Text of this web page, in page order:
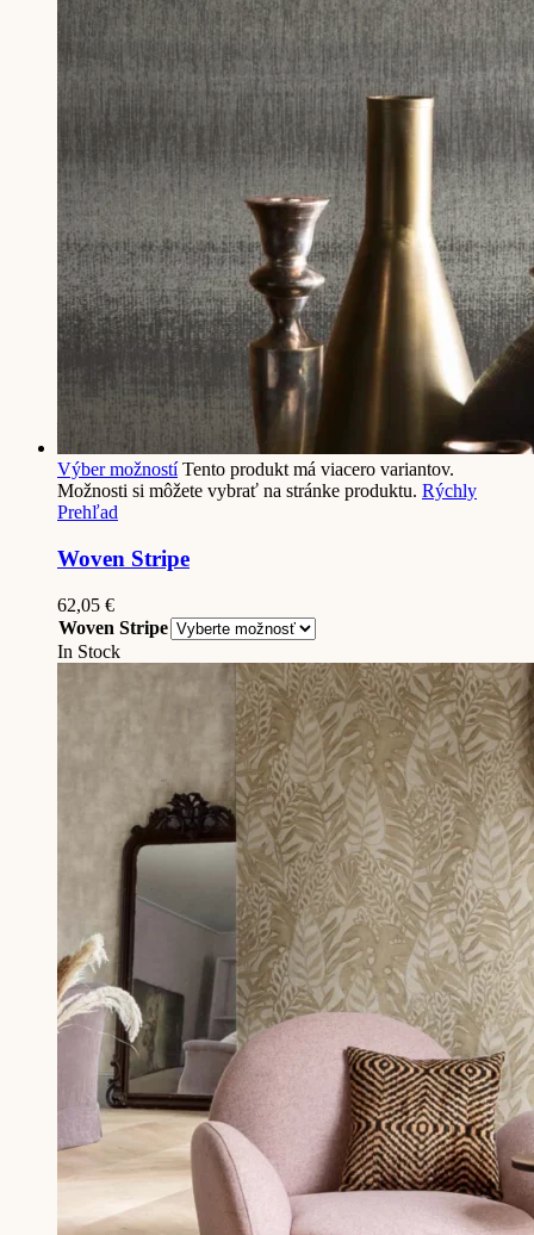
Výber možností Tento produkt má viacero variantov.
Možnosti si môžete vybrať na stránke produktu. Rýchly
Prehľad
Woven Stripe
62,05 €
Woven Stripe
In Stock